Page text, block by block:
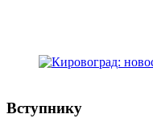
Вступнику